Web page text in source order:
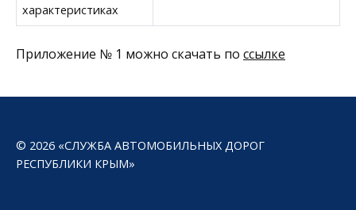
характеристиках
Приложение № 1 можно скачать по ссылке
© 2026 «СЛУЖБА АВТОМОБИЛЬНЫХ ДОРОГ
РЕСПУБЛИКИ КРЫМ»